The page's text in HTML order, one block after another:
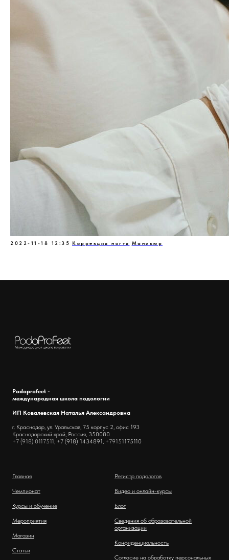
2022-11-18 12:35 Коррекция ногтя Маникюр
Podoprofeet -
международная школа подологии
ИП Ковалевская Наталья Александровна
г. Краснодар, ул. Уральская, 75 корпус 2, офис 193
Краснодарский край, Россия, 350080
+7 (918) 0117511, +7 (918) 1434891, +79151175110
Главная
Чемпионат
Курсы и обучение
Мероприятия
Магазин
Статьи
Регистр подологов
Видео и онлайн-курсы
Блог
Сведения об образовательной
организации
Конфиденциальность
Согласие на обработку персональных